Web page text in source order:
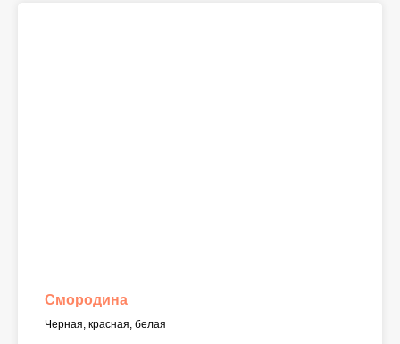
Смородина
Черная, красная, белая